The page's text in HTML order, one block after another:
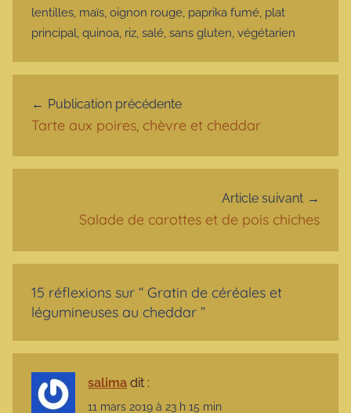
lentilles, maïs, oignon rouge, paprika fumé, plat
principal, quinoa, riz, salé, sans gluten, végétarien
Publication précédente
Tarte aux poires, chèvre et cheddar
Article suivant
Salade de carottes et de pois chiches
15 réflexions sur “ Gratin de céréales et
légumineuses au cheddar ”
salima dit :
11 mars 2019 à 23 h 15 min